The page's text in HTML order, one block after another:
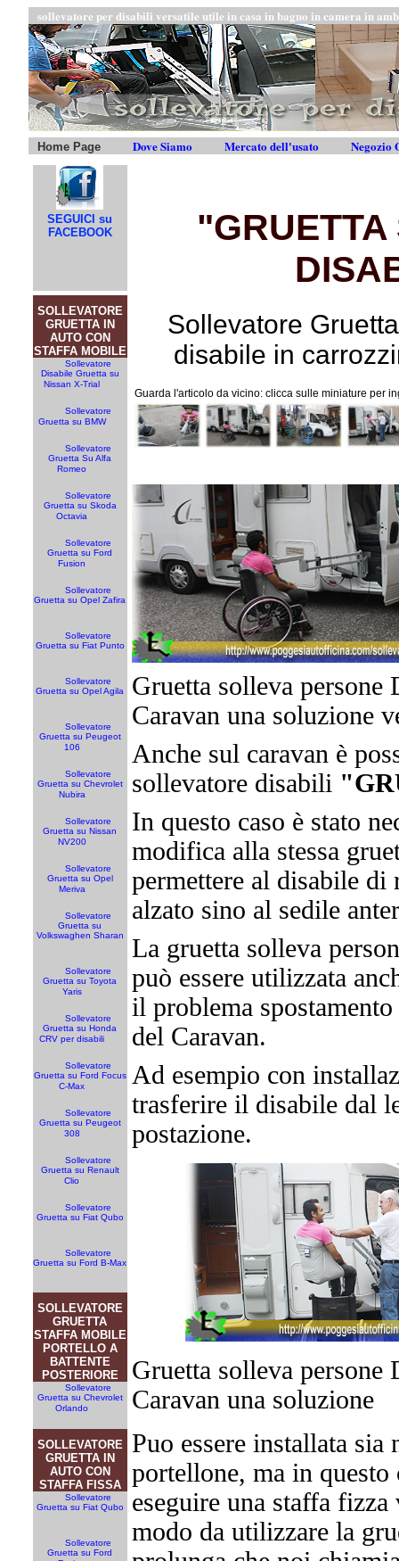
sollevatore per disabili versatile utile in casa in bagno in camera in
Home Page Dove Siamo Mercato dell'usato Negozio
SEGUICI su
FACEBOOK
SOLLEVATORE
GRUETTA IN
AUTO CON
STAFFA MOBILE
Sollevatore
Disabile Gruetta su
Nissan X-Trial
Sollevatore
Gruetta su BMW
Sollevatore
Gruetta Su Alfa
Romeo
Sollevatore
Gruetta su Skoda
Octavia
Sollevatore
Gruetta su Ford
Fusion
Sollevatore
Gruetta su Opel Zafira
Sollevatore
Gruetta su Fiat Punto
Sollevatore
Gruetta su Opel Agila
Sollevatore
Gruetta su Peugeot
106
Sollevatore
Gruetta su Chevrolet
Nubira
Sollevatore
Gruetta su Nissan
NV200
Sollevatore
Gruetta su Opel
Meriva
Sollevatore
Gruetta su
Volkswaghen Sharan
Sollevatore
Gruetta su Toyota
Yaris
Sollevatore
Gruetta su Honda
CRV per disabili
Sollevatore
Gruetta su Ford Focus
C-Max
Sollevatore
Gruetta su Peugeot
308
Sollevatore
Gruetta su Renault
Clio
Sollevatore
Gruetta su Fiat Qubo
Sollevatore
Gruetta su Ford B-Max
SOLLEVATORE
GRUETTA
STAFFA MOBILE
PORTELLO A
BATTENTE
POSTERIORE
Sollevatore
Gruetta su Chevrolet
Orlando
SOLLEVATORE
GRUETTA IN
AUTO CON
STAFFA FISSA
Sollevatore
Gruetta su Fiat Qubo
Sollevatore
Gruetta su Ford
Sollevatore
disabile in
Guarda l'articolo da vicino: clicca sulle miniature per
Gruetta solleva persone
Caravan una soluzione
Anche sul caravan è
sollevatore disabili
In questo caso è stato
modifica alla stessa
permettere al disabile di
alzato sino al sedile
La gruetta solleva
può essere utilizzata
il problema
del Caravan.
Ad esempio con
trasferire il disabile dal
postazione.
Gruetta solleva persone
Caravan una soluzione
Puo essere installata sia
portellone, ma in questo
eseguire una staffa
modo da utilizzare la